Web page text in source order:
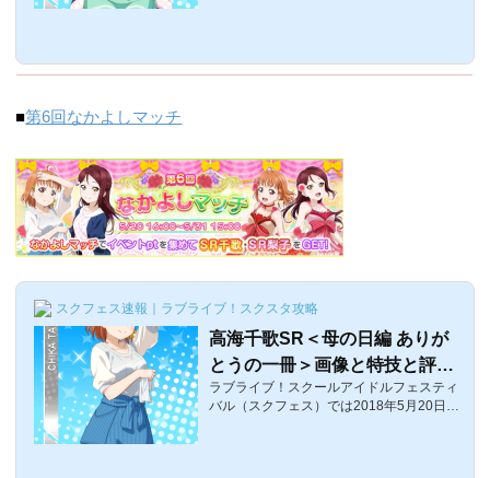
編＞の画像と特技と評価です。小泉花陽SR
しい！効果（初期）: リズムアイコン24個
ごとに38%の確率で2.5秒間μ's1年生のいず
れか...
■第6回なかよしマッチ
スクフェス速報｜ラブライブ！スクスタ攻略
高海千歌SR＜母の日編 ありが
とうの一冊＞画像と特技と評価
【ラブライブ！スクフェス】
ラブライブ！スクールアイドルフェスティ
バル（スクフェス）では2018年5月20日〜